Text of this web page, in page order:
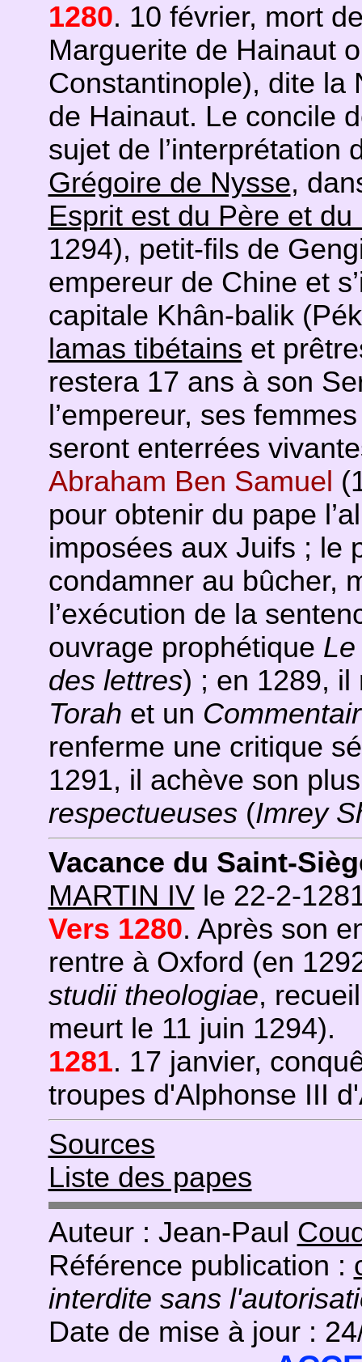
1280. 10 février, mort
Marguerite de Hainaut
Constantinople), dite la
de Hainaut. Le concile
sujet de
Grégoire de Nysse,
Esprit est du Père et du
1294), petit-fils de
empereur de Chine et
capitale Khân-balik
lamas tibétains et
restera 17 ans à son
l’empereur, ses
seront enterrées
Abraham Ben Samuel
pour obtenir du pape
imposées aux Juifs ; le
condamner au bûcher,
l’exécution de la
ouvrage prophétique
des lettres) ; en 1289,
Torah et un
renferme une critique
1291, il achève son
respectueuses(Imrey
Vacance du Saint-
MARTIN IVle 22-2-
Vers 1280. Après son
rentre à Oxford (en
studii theologiae,
meurt le 11 juin 1294).
1281. 17 janvier,
troupes d'Alphonse III
Sources
Liste des papes
Auteur : Jean-Paul
Référence publication :
interdite sans
Date de mise à jour :